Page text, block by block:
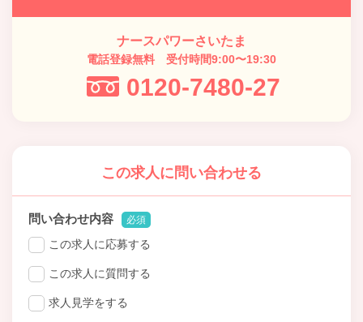
ナースパワーさいたま
電話登録無料 受付時間9:00〜19:30
0120-7480-27
この求人に問い合わせる
問い合わせ内容 必須
この求人に応募する
この求人に質問する
求人見学をする